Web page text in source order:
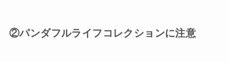
②パンダフルライフコレクションに注意